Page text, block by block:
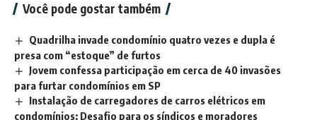
Você pode gostar também
Quadrilha invade condomínio quatro vezes e dupla é
presa com “estoque” de furtos
Jovem confessa participação em cerca de 40 invasões
para furtar condomínios em SP
Instalação de carregadores de carros elétricos em
condomínios: Desafio para os síndicos e moradores